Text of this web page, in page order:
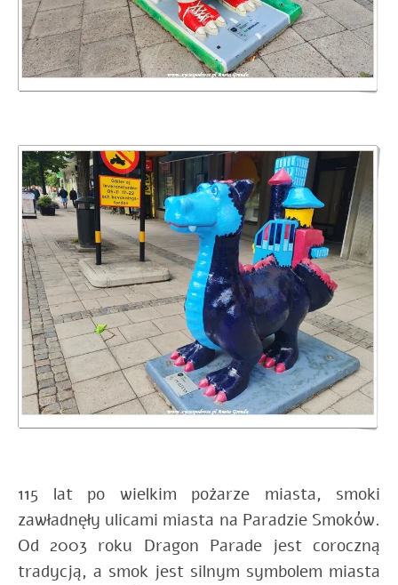
115 lat po wielkim pożarze miasta, smoki
zawładnęły ulicami miasta na Paradzie Smoków.
Od 2003 roku Dragon Parade jest coroczną
tradycją, a smok jest silnym symbolem miasta